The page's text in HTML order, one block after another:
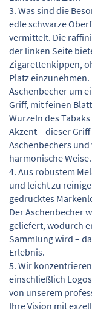
3. Was sind die
edle schwarze
vermittelt. Die
der linken Seite
Zigarettenkippen,
Platz
Aschenbecher um
Griff, mit feinen
Wurzeln des
Akzent – dieser
Aschenbechers
harmonische Weise.
4. Aus robustem
und leicht zu
gedrucktes
Der Aschenbecher
geliefert, wodurch
Sammlung wird –
Erlebnis.
5. Wir
einschließlich
von unserem
Ihre Vision mit